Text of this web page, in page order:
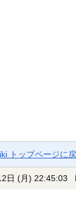
トップページに
日 (月) 22:45:03